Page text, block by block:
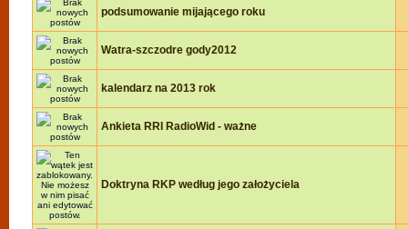
podsumowanie mijającego roku
Watra-szczodre gody2012
kalendarz na 2013 rok
Ankieta RRI RadioWid - ważne
Doktryna RKP według jego założyciela